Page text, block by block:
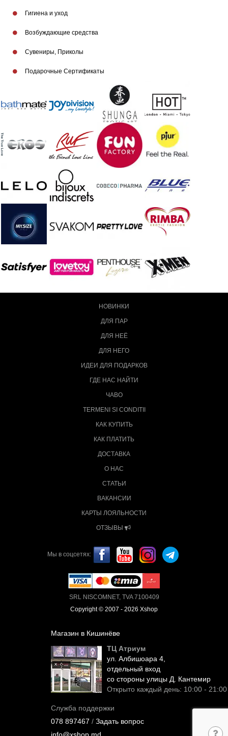
Гигиена и уход
Возбуждающие средства
Сувениры, Приколы
Подарочные Сертификаты
НОВИНКИ
ДЛЯ ПАР
ДЛЯ НЕЁ
ДЛЯ НЕГО
ИДЕИ ДЛЯ ПОДАРКОВ
ГДЕ НАС НАЙТИ
ЧАВО
TERMENI SI CONDITII
КАК КУПИТЬ
КАК ПЛАТИТЬ
ДОСТАВКА
О НАС
СТАТЬИ
ВАКАНСИИ
КАРТЫ ЛОЯЛЬНОСТИ
ОТЗЫВЫ
Мы в соцсетях:
SRL NISCOMNET, TVA 7100409
Copyright © 2007 - 2026 Xshop
Магазин в Кишинёве
ТЦ Атриум
ул. Албишоара 4,
отдельный вход
со стороны улицы Д. Кантемир
Открыто каждый день: 10:00 - 21:00
Служба поддержки
078 897467 / Задать вопрос